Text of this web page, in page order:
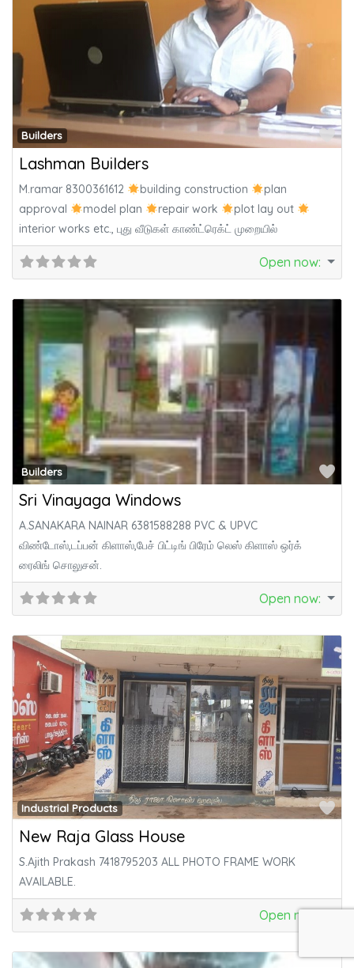
Builders
Lashman Builders
M.ramar 8300361612 building construction
plan
approval
model plan repair work
plot lay out
interior works etc., புது வீடுகள் காண்ட்ரெக்ட் முறையில்
Open now:
Builders
Sri Vinayaga Windows
A.SANAKARA NAINAR 6381588288 PVC & UPVC
விண்டோஸ்,டப்பன் கிளாஸ்,பேச் பிட்டிங் பிரேம் லெஸ் கிளாஸ் ஒர்க்
ரைலிங் சொலுசன்.
Open now:
Industrial Products
New Raja Glass House
S.Ajith Prakash 7418795203 ALL PHOTO FRAME WORK
AVAILABLE.
Open now